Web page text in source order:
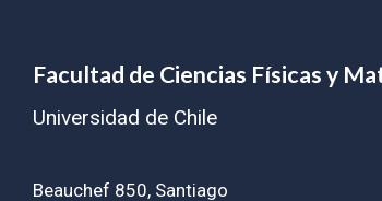
Facultad de Ciencias Físicas y
Universidad de Chile
Beauchef 850, Santiago